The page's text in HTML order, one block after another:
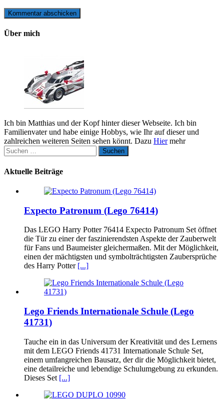
Über mich
Ich bin Matthias und der Kopf hinter dieser Webseite. Ich bin
Familienvater und habe einige Hobbys, wie Ihr auf dieser und
zahlreichen weiteren Seiten sehen könnt. Dazu Hiermehr
Suchen
nach:
Aktuelle Beiträge
Expecto Patronum (Lego 76414)
Das LEGO Harry Potter 76414 Expecto Patronum Set öffnet
die Tür zu einer der faszinierendsten Aspekte der Zauberwelt
für Fans und Baumeister gleichermaßen. Mit der Möglichkeit,
einen der mächtigsten und symbolträchtigsten Zaubersprüche
des Harry Potter [...]
Lego Friends Internationale Schule (Lego
41731)
Tauche ein in das Universum der Kreativität und des Lernens
mit dem LEGO Friends 41731 Internationale Schule Set,
einem umfangreichen Bausatz, der dir die Möglichkeit bietet,
eine detailreiche und lebendige Schulumgebung zu erkunden.
Dieses Set [...]